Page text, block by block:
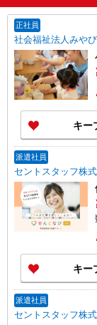
正社員
社会福祉法人みや
キー
派遣社員
セントスタッフ株
キー
派遣社員
セントスタッフ株